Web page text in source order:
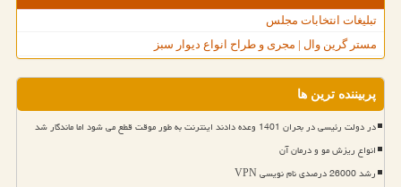
تبلیغات انتخابات مجلس
مستر گرین وال | مجری و طراح انواع دیوار سبز
پربیننده ترین ها
در دولت رئیسی در بحران 1401 وعده دادند اینترنت به طور موقت قطع می شود اما ماندگار شد
انواع ریزش مو و درمان آن
رشد 26000 درصدی نام نویسی VPN